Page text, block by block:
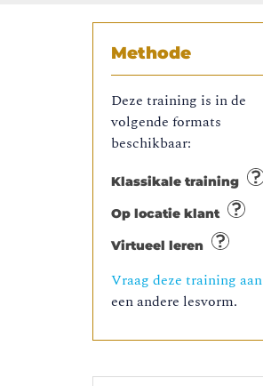
Methode
Deze training is in de
volgende formats
beschikbaar:
Klassikale training
Op locatie klant
Virtueel leren
Vraag deze training aan
een andere lesvorm.